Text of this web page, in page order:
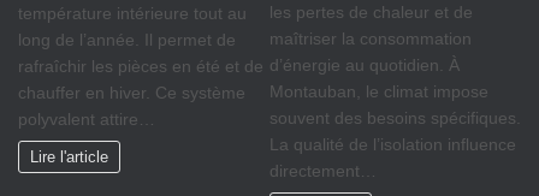
température intérieure tout au
long de l’année. Il permet de
rafraîchir les pièces en été et de
chauffer en hiver. Ce système
polyvalent attire…
Lire l'article
les pertes de chaleur et de
maîtriser la consommation
d’énergie au quotidien. À
Montauban, le climat impose
souvent des besoins spécifiques.
La qualité de l’isolation influence
directement…